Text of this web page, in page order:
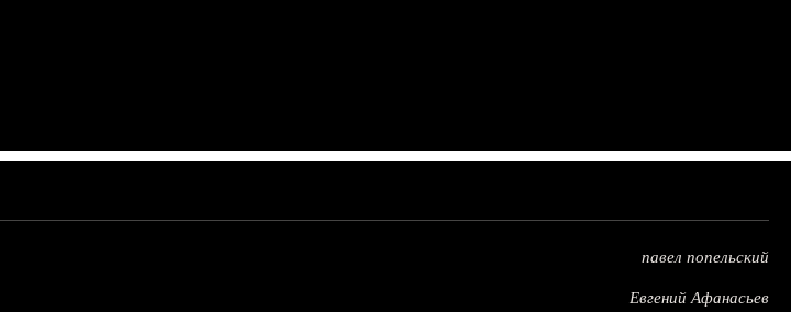
павел попельский
Евгений Афанасьев